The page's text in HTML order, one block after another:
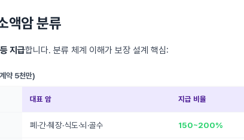
액암 분류
지급합니다. 분류 체계 이해가 보장 설계 핵심:
약 5천만)
대표 암 지급 비율
폐·간·췌장·식도·뇌·골수 150~200%